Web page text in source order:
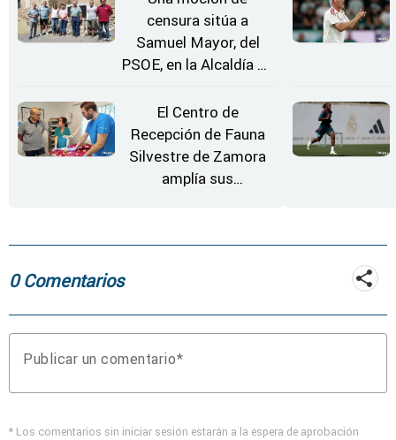
censura sitúa a
Samuel Mayor, del
PSOE, en la Alcaldía de
El Centro de
Recepción de Fauna
Silvestre de Zamora
amplía sus
0 Comentarios
Publicar un comentario
* Los comentarios sin iniciar sesión estarán a la espera de aprobación